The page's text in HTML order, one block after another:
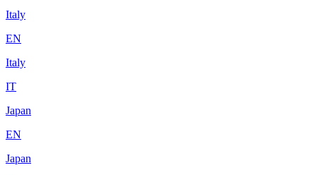
Italy
EN
Italy
IT
Japan
EN
Japan